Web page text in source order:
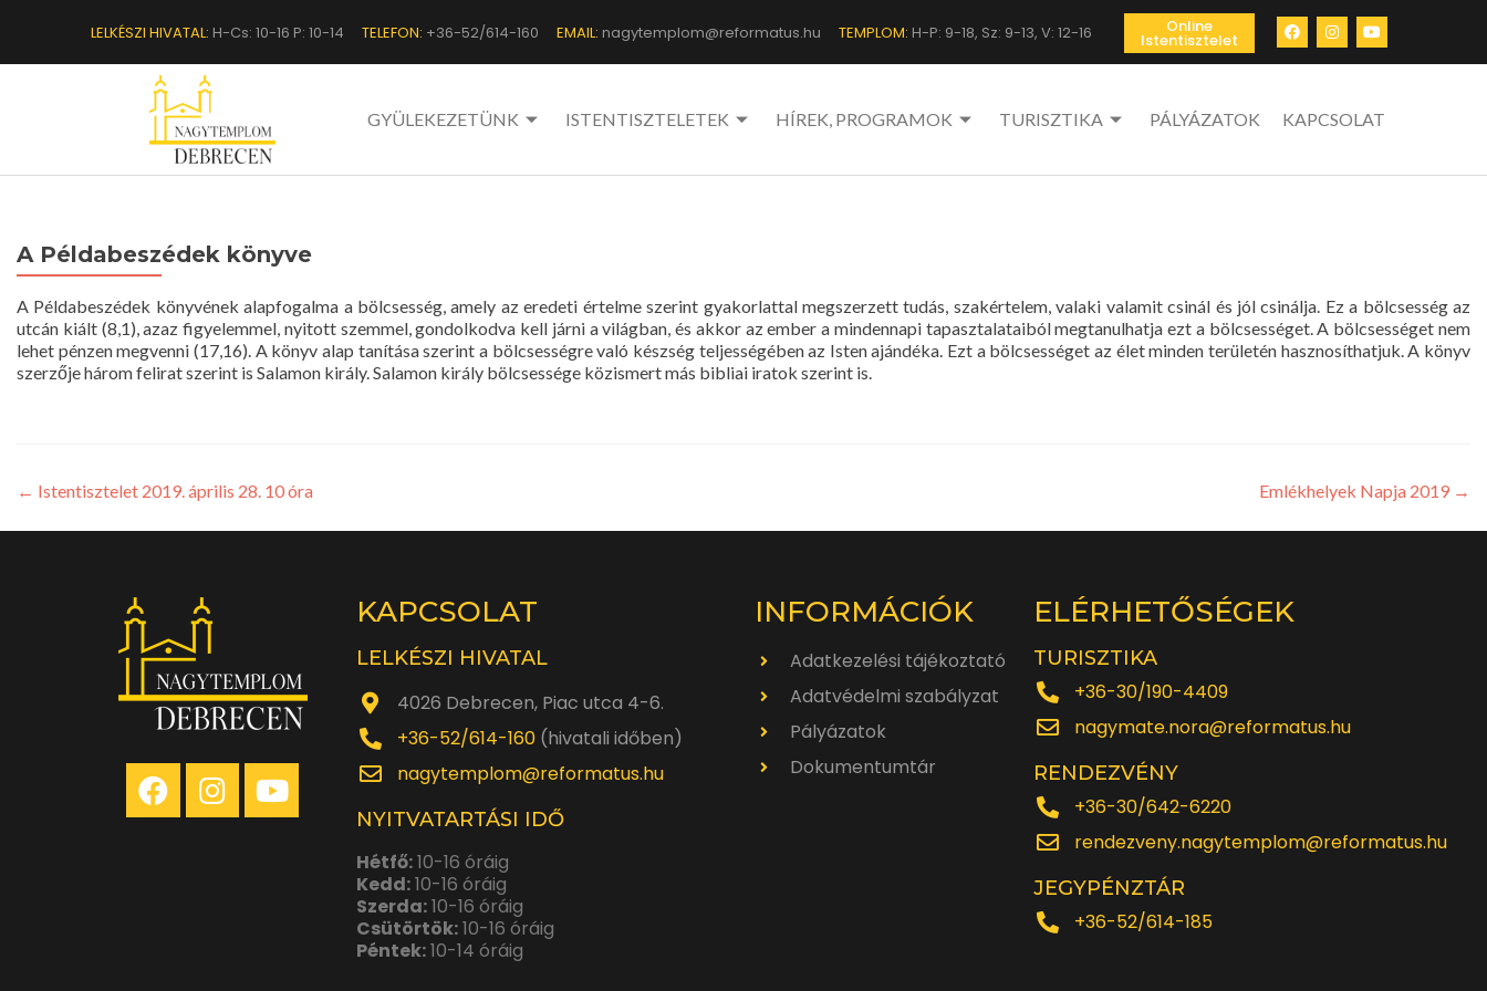
LELKÉSZI HIVATAL: H-Cs: 10-16 P: 10-14 TELEFON: +36-52/614-160 EMAIL: nagytemplom@reformatus.hu TEMPLOM: H-P: 9-18, Sz: 9-13, V: 12-16 Online
Istentisztelet
GYÜLEKEZETÜNK ISTENTISZTELETEK HÍREK, PROGRAMOK TURISZTIKA PÁLYÁZATOK KAPCSOLAT
A Példabeszédek könyve
A Példabeszédek könyvének alapfogalma a bölcsesség, amely az eredeti értelme szerint gyakorlattal megszerzett tudás, szakértelem, valaki valamit csinál és jól csinálja. Ez a bölcsesség az
utcán kiált (8,1), azaz figyelemmel, nyitott szemmel, gondolkodva kell járni a világban, és akkor az ember a mindennapi tapasztalataiból megtanulhatja ezt a bölcsességet. A bölcsességet nem
lehet pénzen megvenni (17,16). A könyv alap tanítása szerint a bölcsességre való készség teljességében az Isten ajándéka. Ezt a bölcsességet az élet minden területén hasznosíthatjuk. A könyv
szerzője három felirat szerint is Salamon király. Salamon király bölcsessége közismert más bibliai iratok szerint is.
← Istentisztelet 2019. április 28. 10 óra Emlékhelyek Napja 2019 →
KAPCSOLAT
LELKÉSZI HIVATAL
4026 Debrecen, Piac utca 4-6.
+36-52/614-160 (hivatali időben)
nagytemplom@reformatus.hu
NYITVATARTÁSI IDŐ
Hétfő:10-16 óráig
Kedd:10-16 óráig
Szerda:10-16 óráig
Csütörtök:10-16 óráig
Péntek:10-14 óráig
INFORMÁCIÓK
Adatkezelési tájékoztató
Adatvédelmi szabályzat
Pályázatok
Dokumentumtár
ELÉRHETŐSÉGEK
TURISZTIKA
+36-30/190-4409
nagymate.nora@reformatus.hu
RENDEZVÉNY
+36-30/642-6220
rendezveny.nagytemplom@reformatus.hu
JEGYPÉNZTÁR
+36-52/614-185